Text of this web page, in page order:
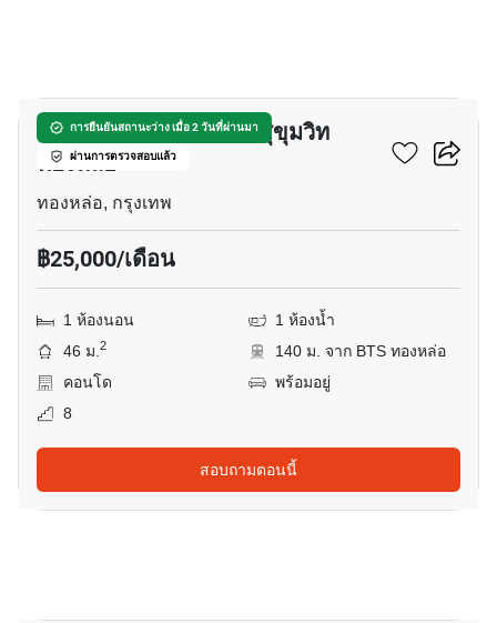
การยืนยันสถานะว่าง เมื่อ 2 วันที่ผ่านมา
ผ่านการตรวจสอบแล้ว
คอนโด โนเบิล รีมิกซ์ 2 สุขุมวิท
ทองหล่อ
ทองหล่อ, กรุงเทพ
฿25,000/เดือน
1 ห้องนอน
1 ห้องน้ำ
46 ม.2
140 ม. จาก BTS ทองหล่อ
คอนโด
พร้อมอยู่
8
สอบถามตอนนี้